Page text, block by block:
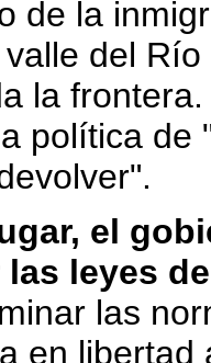
de la
del
la
política de
el
las leyes
las
en